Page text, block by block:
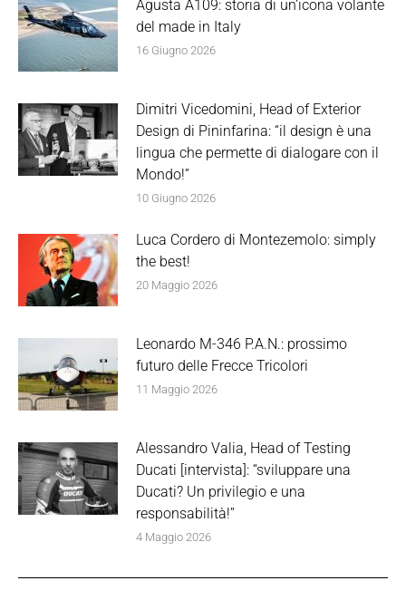
Agusta A109: storia di un’icona volante
del made in Italy
16 Giugno 2026
Dimitri Vicedomini, Head of Exterior
Design di Pininfarina: “il design è una
lingua che permette di dialogare con il
Mondo!”
10 Giugno 2026
Luca Cordero di Montezemolo: simply
the best!
20 Maggio 2026
Leonardo M-346 P.A.N.: prossimo
futuro delle Frecce Tricolori
11 Maggio 2026
Alessandro Valia, Head of Testing
Ducati [intervista]: “sviluppare una
Ducati? Un privilegio e una
responsabilità!”
4 Maggio 2026